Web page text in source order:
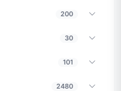
200
30
101
2480